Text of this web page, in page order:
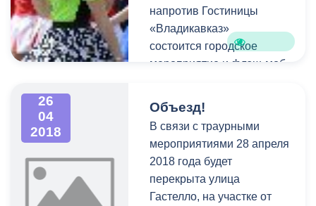
напротив Гостиницы
«Владикавказ»
состоится городское
мероприятие и флэш-моб
26
04
2018
Объезд!
В связи с траурными
мероприятиями 28 апреля
2018 года будет
перекрыта улица
Гастелло, на участке от